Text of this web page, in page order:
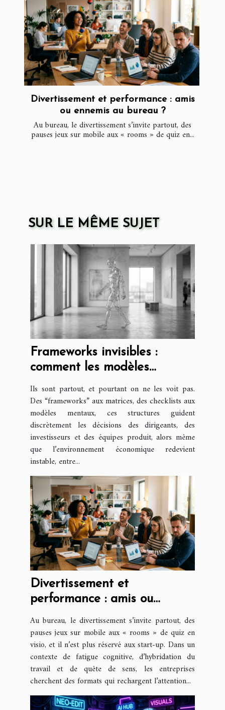
Divertissement et performance : amis
ou ennemis au bureau ?
Au bureau, le divertissement s’invite partout, des
pauses jeux sur mobile aux « rooms » de quiz en...
SUR LE MÊME SUJET
Frameworks invisibles :
comment les modèles
structurent nos choix
stratégiques
Ils sont partout, et pourtant on ne les voit pas.
Des “frameworks” aux matrices, des checklists aux
modèles mentaux, ces structures guident
discrètement les décisions des dirigeants, des
investisseurs et des équipes produit, alors même
que l’environnement économique redevient
instable, entre...
Divertissement et
performance : amis ou
ennemis au bureau ?
Au bureau, le divertissement s’invite partout, des
pauses jeux sur mobile aux « rooms » de quiz en
visio, et il n’est plus réservé aux start-up. Dans un
contexte de fatigue cognitive, d’hybridation du
travail et de quête de sens, les entreprises
cherchent des formats qui rechargent l’attention...